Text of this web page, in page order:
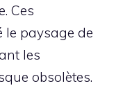
Ces
le paysage de
les
obsolètes.